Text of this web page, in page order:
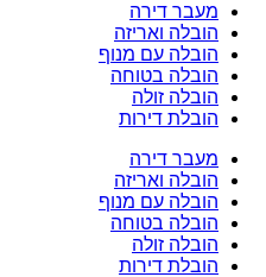
מעבר דירה
הובלה ואריזה
הובלה עם מנוף
הובלה בטוחה
הובלה זולה
הובלת דירות
מעבר דירה
הובלה ואריזה
הובלה עם מנוף
הובלה בטוחה
הובלה זולה
הובלת דירות